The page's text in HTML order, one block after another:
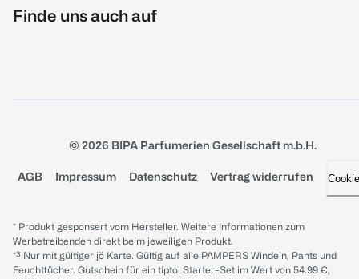
Finde uns auch auf
© 2026 BIPA Parfumerien Gesellschaft m.b.H.
AGB Impressum Datenschutz Vertrag widerrufen
* Produkt gesponsert vom Hersteller. Weitere Informationen zum
Werbetreibenden direkt beim jeweiligen Produkt.
*³ Nur mit gültiger jö Karte. Gültig auf alle PAMPERS Windeln, Pants und
Feuchttücher. Gutschein für ein tiptoi Starter-Set im Wert von 54.99 €,